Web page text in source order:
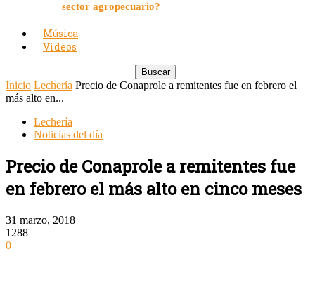
sector agropecuario?
Música
Videos
Inicio Lechería Precio de Conaprole a remitentes fue en febrero el
más alto en...
Lechería
Noticias del día
Precio de Conaprole a remitentes fue
en febrero el más alto en cinco meses
31 marzo, 2018
1288
0